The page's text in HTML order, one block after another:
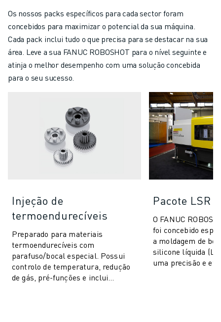
Os nossos packs específicos para cada sector foram
concebidos para maximizar o potencial da sua máquina.
Cada pack inclui tudo o que precisa para se destacar na sua
área. Leve a sua FANUC ROBOSHOT para o nível seguinte e
atinja o melhor desempenho com uma solução concebida
para o seu sucesso.
Injeção de
termoendurecíveis
Preparado para materiais
termoendurecíveis com
parafuso/bocal especial. Possui
controlo de temperatura, redução
de gás, pré-funções e inclui
Pacote LSR
O FANUC
foi concebido
a moldagem de
silicone líquida
uma precisão e